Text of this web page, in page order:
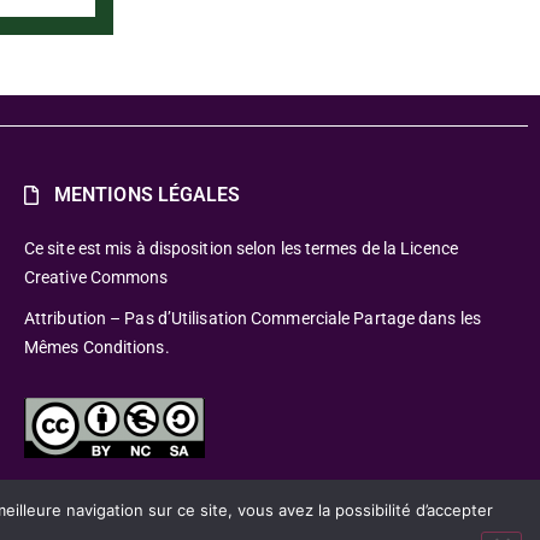
MENTIONS LÉGALES
Ce site est mis à disposition selon les termes de la Licence
Creative Commons
Attribution – Pas d’Utilisation Commerciale Partage dans les
Mêmes Conditions.
navigation sur ce site, vous avez la possibilité d’accepter